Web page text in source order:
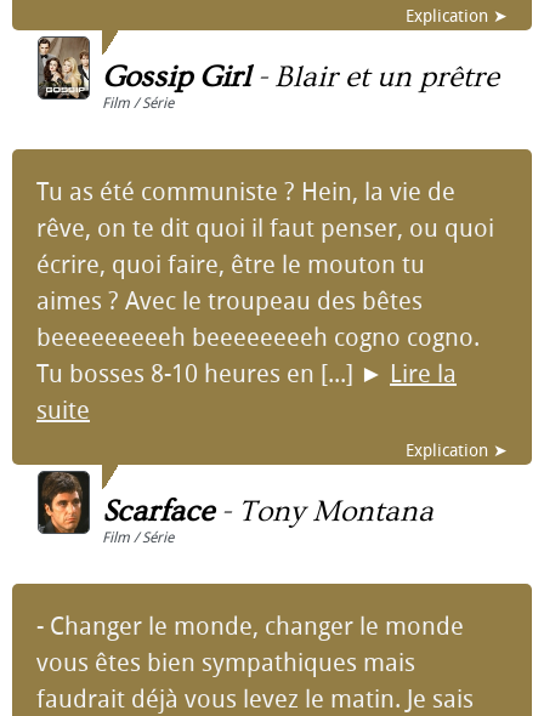
Explication ➤
Gossip Girl- Blair et un prêtre
Film / Série
Tu as été communiste ? Hein, la vie de
rêve, on te dit quoi il faut penser, ou quoi
écrire, quoi faire, être le mouton tu
aimes ? Avec le troupeau des bêtes
beeeeeeeeeh beeeeeeeeh cogno cogno.
Tu bosses 8-10 heures en [...] ► Lire la
suite
Explication ➤
Scarface- Tony Montana
Film / Série
- Changer le monde, changer le monde
vous êtes bien sympathiques mais
faudrait déjà vous levez le matin. Je sais